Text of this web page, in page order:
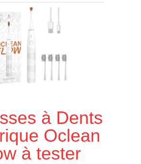
à Dents
Oclean
à tester